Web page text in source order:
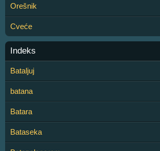
Orešnik
Cveće
Indeks
Bataljuj
batana
Batara
Bataseka